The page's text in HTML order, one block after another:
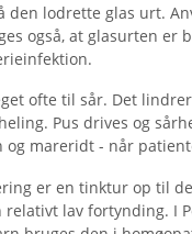
den lodrette glas urt.
også, at glasurten er
ofte til sår. Det
Pus drives og
mareridt - når
er en tinktur op til
lav fortynding. I